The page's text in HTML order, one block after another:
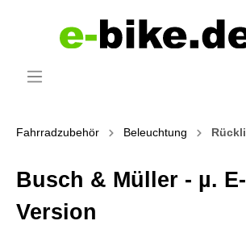
Fahrradzubehör Beleuchtung
Busch & Müller - µ.
Version